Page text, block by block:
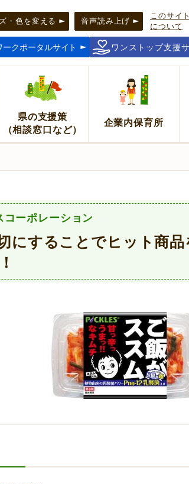
・色を変える 音声読み上げ
このサイト
について
ークポータルサイト ワンストップ支援
県の支援策
（相談窓口など）
企業内保育所
コーポレーション
にすることでヒット商品